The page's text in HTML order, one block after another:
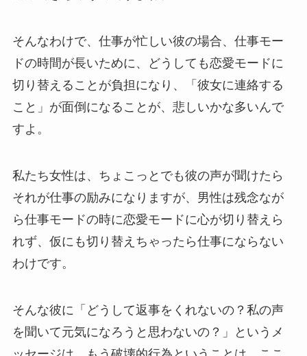
そんなわけで、仕事が忙しい彼の場合、仕事モー
ドの時間が長いために、どうしても恋愛モードに
切り替えることが負担になり、「彼女に連絡する
こと」が面倒になることが、悲しいかな多いんで
すよ。
私たち女性は、ちょこっとでも彼の声が聞けたら
それが仕事の励みになりますが、男性は残念なが
ら仕事モードの時に恋愛モードに心が切り替えら
れず、仮にも切り替えちゃったら仕事にならない
わけです。
そんな彼に「どうして返事をくれないの？私の声
を聞いて元気になろうと思わないの？」というメ